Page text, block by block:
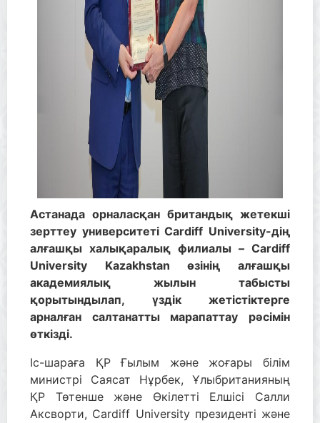
Астанада орналасқан британдық жетекші
зерттеу университеті Cardiff University-дің
алғашқы халықаралық филиалы – Cardiff
University Kazakhstan өзінің алғашқы
академиялық жылын табысты
қорытындылап, үздік жетістіктерге
арналған салтанатты марапаттау рәсімін
өткізді.
Іс-шараға ҚР Ғылым және жоғары білім
министрі Саясат Нұрбек, Ұлыбританияның
ҚР Төтенше және Өкілетті Елшісі Салли
Аксворти, Cardiff University президенті және